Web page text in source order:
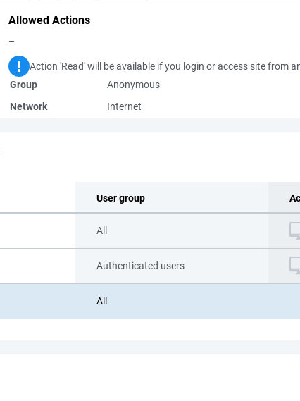
Allowed Actions
–
Action 'Read' will be available if you login or access site from
Group
Anonymous
Network
Internet
User group
All
Authenticated users
All